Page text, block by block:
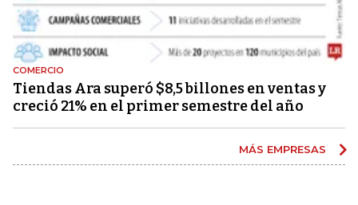
COMERCIO
Tiendas Ara superó $8,5 billones en ventas y
creció 21% en el primer semestre del año
MÁS EMPRESAS